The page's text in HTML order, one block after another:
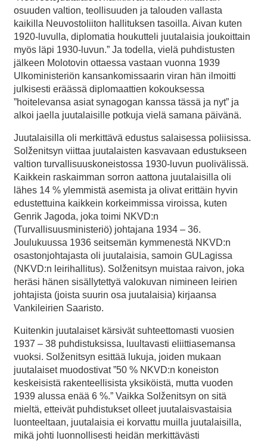
osuuden valtion, teollisuuden ja talouden vallasta
kaikilla Neuvostoliiton hallituksen tasoilla. Aivan kuten
1920-luvulla, diplomatia houkutteli juutalaisia joukoittain
myös läpi 1930-luvun.” Ja todella, vielä puhdistusten
jälkeen Molotovin ottaessa vastaan vuonna 1939
Ulkoministeriön kansankomissaarin viran hän ilmoitti
julkisesti eräässä diplomaattien kokouksessa
”hoitelevansa asiat synagogan kanssa tässä ja nyt” ja
alkoi jaella juutalaisille potkuja vielä samana päivänä.
Juutalaisilla oli merkittävä edustus salaisessa poliisissa.
Solženitsyn viittaa juutalaisten kasvavaan edustukseen
valtion turvallisuuskoneistossa 1930-luvun puolivälissä.
Kaikkein raskaimman sorron aattona juutalaisilla oli
lähes 14 % ylemmistä asemista ja olivat erittäin hyvin
edustettuina kaikkein korkeimmissa viroissa, kuten
Genrik Jagoda, joka toimi NKVD:n
(Turvallisuusministeriö) johtajana 1934 – 36.
Joulukuussa 1936 seitsemän kymmenestä NKVD:n
osastonjohtajasta oli juutalaisia, samoin GULagissa
(NKVD:n leirihallitus). Solženitsyn muistaa raivon, joka
heräsi hänen sisällytettyä valokuvan nimineen leirien
johtajista (joista suurin osa juutalaisia) kirjaansa
Vankileirien Saaristo.
Kuitenkin juutalaiset kärsivät suhteettomasti vuosien
1937 – 38 puhdistuksissa, luultavasti eliittiasemansa
vuoksi. Solženitsyn esittää lukuja, joiden mukaan
juutalaiset muodostivat ”50 % NKVD:n koneiston
keskeisistä rakenteellisista yksiköistä, mutta vuoden
1939 alussa enää 6 %.” Vaikka Solženitsyn on sitä
mieltä, etteivät puhdistukset olleet juutalaisvastaisia
luonteeltaan, juutalaisia ei korvattu muilla juutalaisilla,
mikä johti luonnollisesti heidän merkittävästi